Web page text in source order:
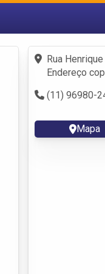
Fazer login
Criar conta
Rua
Endereço
(11) 96980-
Mapa